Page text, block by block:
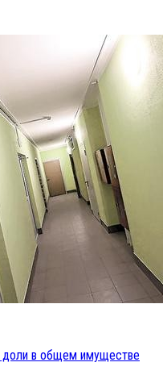
доли в общем имуществе